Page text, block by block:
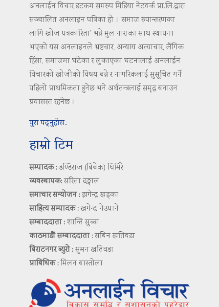
अनलाईन विचार डटकम समरुप मिडिया नेटवर्क प्रा.लि.द्वारा
सञ्चालित अनलाइन पत्रिका हो । ‘समाज रुपान्तरणका
लागि खोज पत्रकारिता’ भन्ने मुल नाराका साथ स्थापना
भएको यस अनलाइनले भ्रष्टचार, अन्याय अत्याचार, लैंगिक
हिंसा, समाजमा घटेका र लुकाएका घटनालाई अनलाईन
विचारको खोजीको विषय बन्ने र नागरिकलाई सुसूचित गर्ने
पहिलो प्राथमिकता हुनेछ भने अर्थतन्त्रलाई समृद्ध बनाउन
प्रयासरत रहनेछ ।
पुरा पढ्नुहोस..
हाम्रो टिम
सम्पादक :डण्डिराज (बिबेक) घिमिरे
व्यवस्थापक:सरिता दङ्गाल
समाचार सम्योजन :झगेन्द्र खड्का
साहित्य सम्पादक :खगेन्द्र नेउपाने
सम्बाददाता :शान्ति सुब्बा
काठमाडौं सम्बाददाता :सबिन खतिवडा
बिराटनगर ब्युरो :सुमन खतिवडा
प्राबिधिक :मिलन बास्तोला